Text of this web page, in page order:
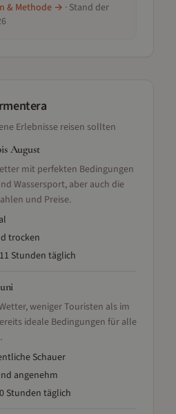
& Methode → · Stand der
Erlebnisse reisen sollten
August
mit perfekten Bedingungen
Wassersport, aber auch die
und Preise.
trocken
Stunden täglich
weniger Touristen als im
ideale Bedingungen für alle
Schauer
angenehm
Stunden täglich